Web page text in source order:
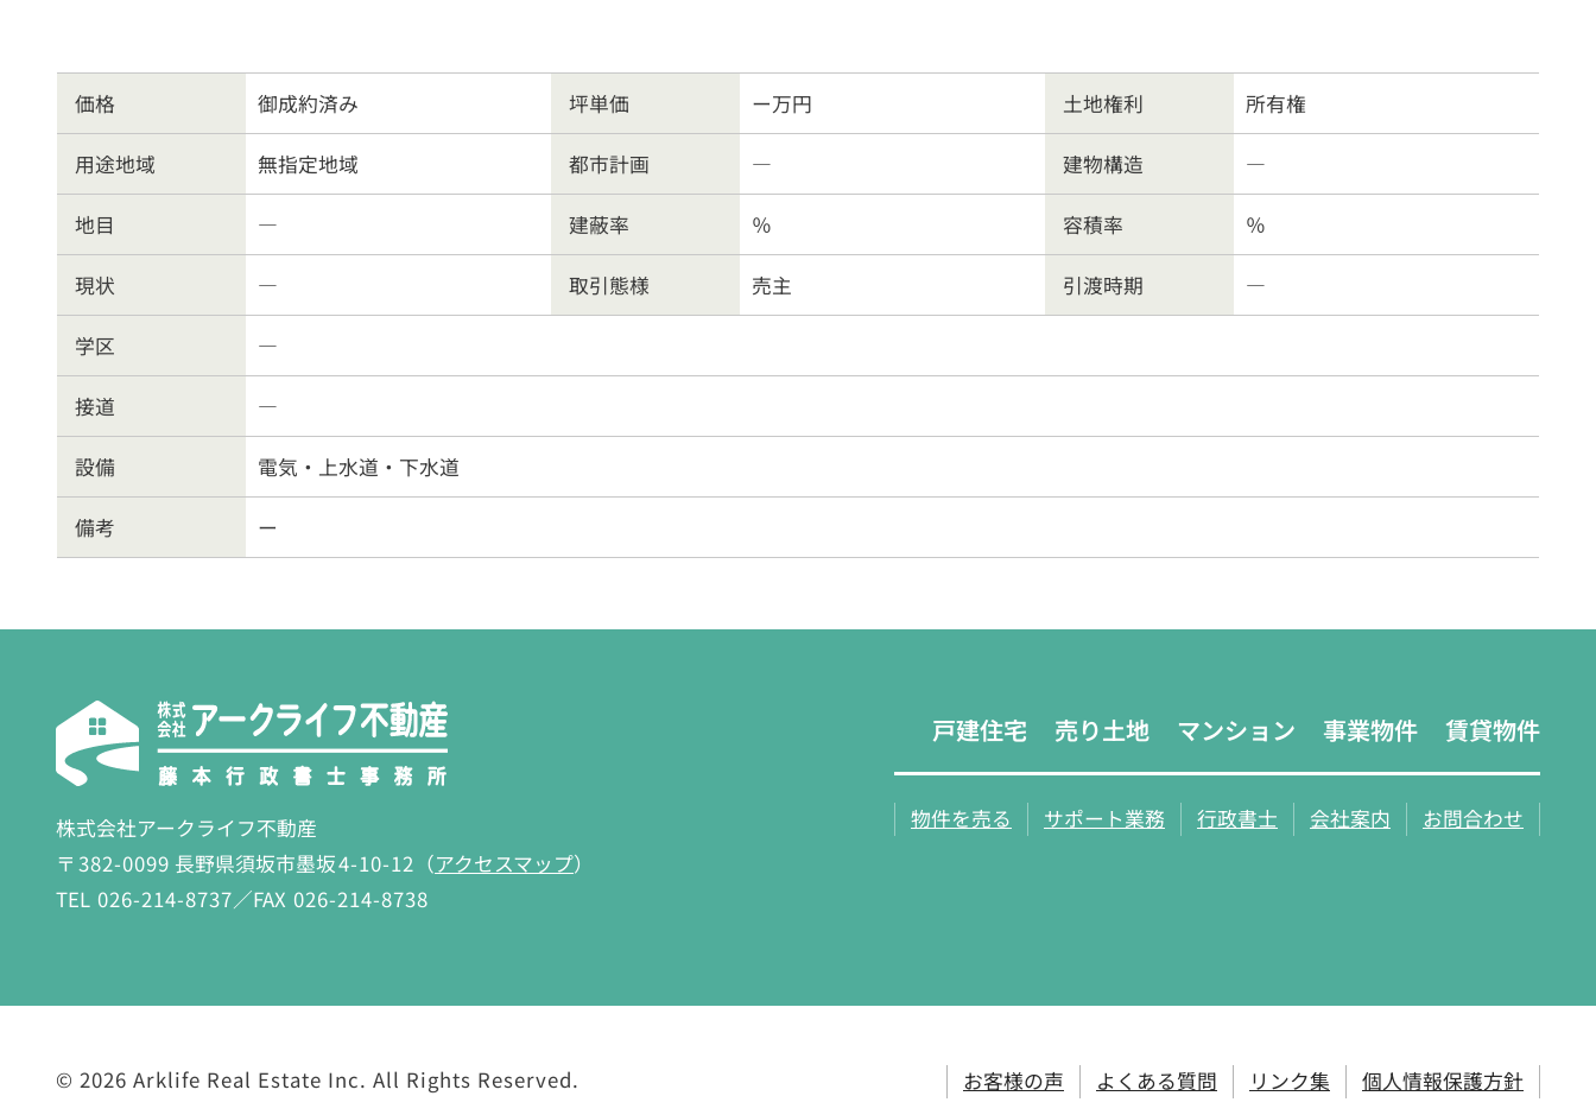
価格 御成約済み 坪単価 ー万円 土地権利 所有権
用途地域 無指定地域 都市計画 ― 建物構造 ―
地目 ― 建蔽率 ％ 容積率 ％
現状 ― 取引態様 売主 引渡時期 ―
学区 ―
接道 ―
設備 電気・上水道・下水道
備考 ー
株式会社アークライフ不動産
〒 382-0099 長野県須坂市墨坂4-10-12 （アクセスマップ）
TEL 026-214-8737／FAX 026-214-8738
戸建住宅 売り土地 マンション 事業物件 賃貸物件
物件を売る サポート業務 行政書士 会社案内 お問合わせ
お客様の声 よくある質問 リンク集 個人情報保護方針
© 2026 Arklife Real Estate Inc. All Rights Reserved.
026-214-8737